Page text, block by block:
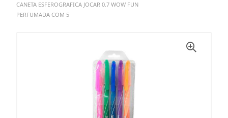
CANETA ESFEROGRAFICA JOCAR 0.7 WOW FUN
PERFUMADA COM 5